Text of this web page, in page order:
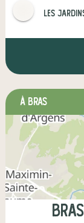
Les
à Bras